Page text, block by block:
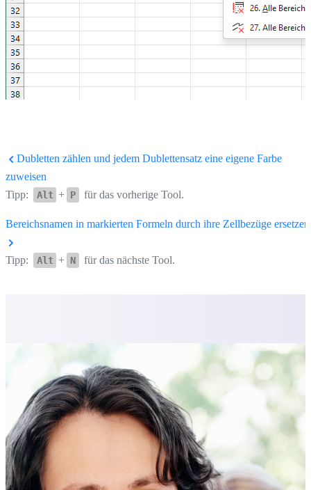
Dubletten zählen und jedem Dublettensatz eine eigene Farbe
zuweisen
Tipp:
Alt + P für das vorherige Tool.
Bereichsnamen in markierten Formeln durch ihre Zellbezüge ersetzen
Tipp: Alt + N für das nächste Tool.